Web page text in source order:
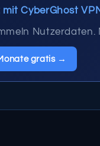
CyberGhost
gratis →